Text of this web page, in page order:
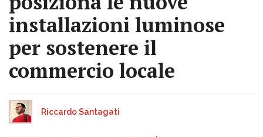
installazioni luminose
per sostenere il
commercio locale
Riccardo Santagati